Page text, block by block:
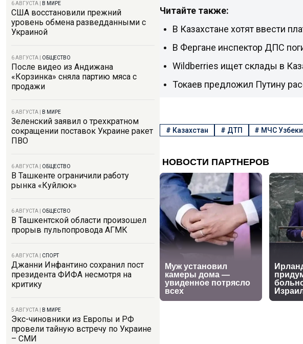
6 АВГУСТА В МИРЕ
США восстановили прежний
уровень обмена разведданными с
Украиной
6 АВГУСТА ОБЩЕСТВО
После видео из Андижана
«Корзинка» сняла партию мяса с
продажи
6 АВГУСТА В МИРЕ
Зеленский заявил о трехкратном
сокращении поставок Украине ракет
ПВО
6 АВГУСТА ОБЩЕСТВО
В Ташкенте ограничили работу
рынка «Куйлюк»
6 АВГУСТА ОБЩЕСТВО
В Ташкентской области произошел
прорыв пульпопровода АГМК
6 АВГУСТА СПОРТ
Джанни Инфантино сохранил пост
президента ФИФА несмотря на
критику
5 АВГУСТА В МИРЕ
Экс-чиновники из Европы и РФ
провели тайную встречу по Украине
– СМИ
Читайте также:
В Казахстане хотят ввести
В Фергане инспектор ДПС
Wildberries ищет склады в
Токаев предложил Путину
# Казахстан # ДТП # МЧС